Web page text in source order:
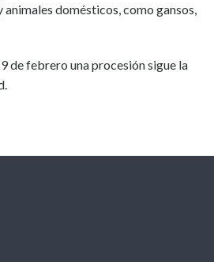
domésticos, como gansos,
de febrero una procesión sigue la